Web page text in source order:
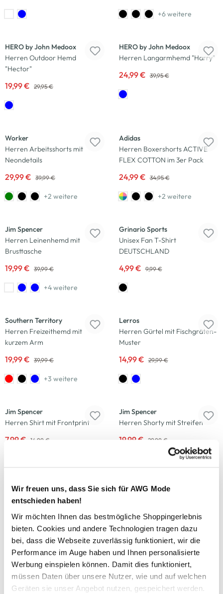
Wir freuen uns, dass Sie sich für AWG Mode
entschieden haben!
Wir möchten Ihnen das bestmögliche Shoppingerlebnis
bieten. Cookies und andere Technologien tragen dazu
bei, dass die Webseite zuverlässig funktioniert, wir die
Performance im Auge haben und Ihnen personalisierte
Werbung einspielen können. Damit dies funktioniert,
müssen Daten über unsere Nutzer, wie und auf welchen
Geräten sie unser Angebot nutzen, gespeichert werden.
+6 weitere
HERO by John Medoox
Herren Outdoor Hemd
"Hector"
19,99 € 29,95 €
HERO by John Medoox
Herren Langarmhemd "Harry"
24,99 € 39,95 €
Worker
Herren Arbeitsshorts mit
Neondetails
29,99 € 39,99 €
+2 weitere
Adidas
Herren Boxershorts ACTIVE
FLEX COTTON im 3er Pack
24,99 € 34,95 €
+2 weitere
Jim Spencer
Herren Leinenhemd mit
Brusttasche
19,99 € 39,99 €
+4 weitere
Grinario Sports
Unisex Fan T-Shirt
DEUTSCHLAND
4,99 € 9,99 €
Southern Territory
Herren Freizeithemd mit
kurzem Arm
19,99 € 39,99 €
+3 weitere
Lerros
Herren Gürtel mit Fischgräten-
Muster
14,99 € 29,99 €
Jim Spencer
Herren Shirt mit Frontprint
7,99 € 14,99 €
Jim Spencer
Herren Shorty mit Streifen
19,99 € 29,99 €
Jim Spencer
Herren Poloshirt mit
Brusttasche
15,99 € 29,99 €
+1 weitere
HERO by John Medoox
9,99 € 14,99 €
-33% -50%
Jim Spencer